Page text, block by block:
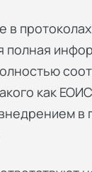
в
как
в